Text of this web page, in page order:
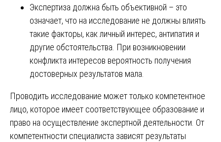
Экспертиза должна быть объективной – это
означает, что на исследование не должны влиять
такие факторы, как личный интерес, антипатия и
другие обстоятельства. При возникновении
конфликта интересов вероятность получения
достоверных результатов мала.
Проводить исследование может только компетентное
лицо, которое имеет соответствующее образование и
право на осуществление экспертной деятельности. От
компетентности специалиста зависят результаты